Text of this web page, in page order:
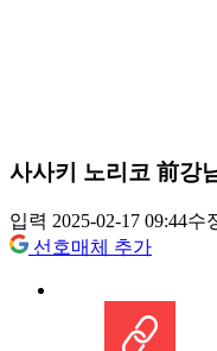
사사키 노리코 前강
입력 2025-02-17 09:44수
선호매체 추가